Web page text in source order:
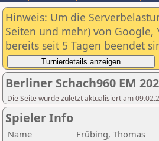
Hinweis: Um die
Seiten und mehr) von
bereits seit 5 Tagen beendet
Berliner Schach960 EM
Die Seite wurde zuletzt aktualisiert am
Spieler Info
Name
Frübing, Thomas